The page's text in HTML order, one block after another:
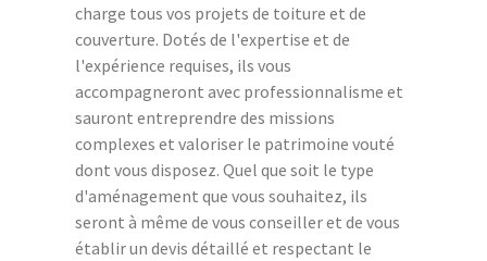
charge tous vos projets de toiture et de
couverture. Dotés de l'expertise et de
l'expérience requises, ils vous
accompagneront avec professionnalisme et
sauront entreprendre des missions
complexes et valoriser le patrimoine vouté
dont vous disposez. Quel que soit le type
d'aménagement que vous souhaitez, ils
seront à même de vous conseiller et de vous
établir un devis détaillé et respectant le